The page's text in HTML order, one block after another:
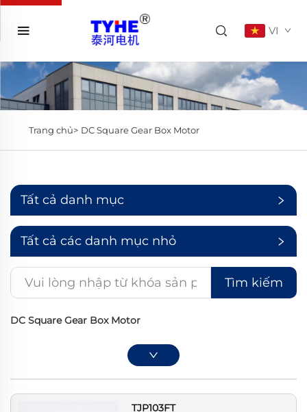
VI
Trang chủ> DC Square Gear Box Motor
Tất cả danh mục
Tất cả các danh mục nhỏ
Tìm kiếm
DC Square Gear Box Motor
TJP103FT